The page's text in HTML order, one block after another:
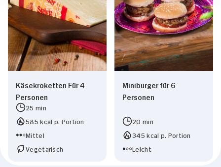
Käsekroketten Für 4
Personen
25 min
585 kcal p. Portion
Mittel
Vegetarisch
Miniburger für 6
Personen
20 min
345 kcal p. Portion
Leicht